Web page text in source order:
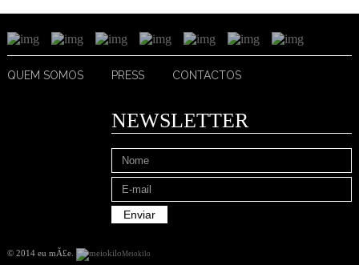
QUEM SOMOS PRESS CONTACTOS
NEWSLETTER
© 2014 eu mÃ£e. Meiokilo